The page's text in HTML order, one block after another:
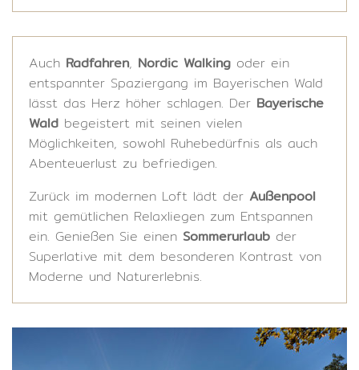
Auch Radfahren, Nordic Walking oder ein
entspannter Spaziergang im Bayerischen Wald
lässt das Herz höher schlagen. Der Bayerische
Wald begeistert mit seinen vielen
Möglichkeiten, sowohl Ruhebedürfnis als auch
Abenteuerlust zu befriedigen.
Zurück im modernen Loft lädt der Außenpool
mit gemütlichen Relaxliegen zum Entspannen
ein. Genießen Sie einen Sommerurlaub der
Superlative mit dem besonderen Kontrast von
Moderne und Naturerlebnis.